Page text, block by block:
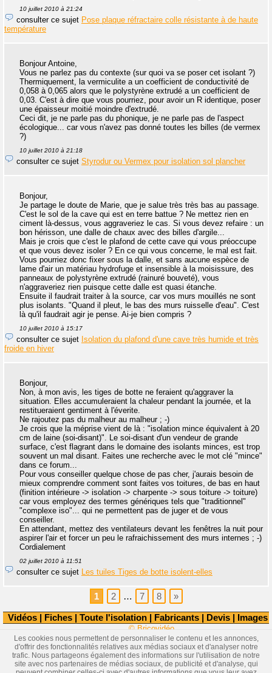
Vidéos | Fiches | Toute l'isolation | Fabricants | Devis | Images
10 juillet 2010 à 21:24
consulter ce sujet Pose plaque réfractaire colle résistante à de haute
température
Bonjour Antoine,
Vous ne parlez pas du contexte (sur quoi va se poser cet isolant ?)
Thermiquement, la vermiculite a un coefficient de conductivité de
0,058 à 0,065 alors que le polystyrène extrudé a un coefficient de
0,03. C'est à dire que vous pourriez, pour avoir un R identique, poser
une épaisseur moitié moindre d'extrudé.
Ceci dit, je ne parle pas du phonique, je ne parle pas de l'aspect
écologique... car vous n'avez pas donné toutes les billes (de vermex
?)
10 juillet 2010 à 21:18
consulter ce sujet Styrodur ou Vermex pour isolation sol plancher
Bonjour,
Je partage le doute de Marie, que je salue très très bas au passage.
C'est le sol de la cave qui est en terre battue ? Ne mettez rien en
ciment là-dessus, vous aggraveriez le cas. Si vous devez refaire : un
bon hérisson, une dalle de chaux avec des billes d'argile...
Mais je crois que c'est le plafond de cette cave qui vous préoccupe
et que vous devez isoler ? En ce qui vous concerne, le mal est fait.
Vous pourriez donc fixer sous la dalle, et sans aucune espèce de
lame d'air un matériau hydrofuge et insensible à la moisissure, des
panneaux de polystyrène extrudé (rainuré bouveté), vous
n'aggraveriez rien puisque cette dalle est quasi étanche.
Ensuite il faudrait traiter à la source, car vos murs mouillés ne sont
plus isolants. "Quand il pleut, le bas des murs ruisselle d'eau". C'est
là qu'il faudrait agir je pense. Ai-je bien compris ?
10 juillet 2010 à 15:17
consulter ce sujet Isolation du plafond d'une cave très humide et très
froide en hiver
Bonjour,
Non, à mon avis, les tiges de botte ne feraient qu'aggraver la
situation. Elles accumuleraient la chaleur pendant la journée, et la
restitueraient gentiment à l'éverite.
Ne rajoutez pas du malheur au malheur ; -)
Je crois que la méprise vient de là : "isolation mince équivalent à 20
cm de laine (soi-disant)". Le soi-disant d'un vendeur de grande
surface, c'est flagrant dans le domaine des isolants minces, est trop
souvent un mal disant. Faites une recherche avec le mot clé "mince"
dans ce forum...
Pour vous conseiller quelque chose de pas cher, j'aurais besoin de
mieux comprendre comment sont faites vos toitures, de bas en haut
(finition intérieure -> isolation -> charpente -> sous toiture -> toiture)
car vous employez des termes génériques tels que "traditionnel"
"complexe iso"... qui ne permettent pas de juger et de vous
conseiller.
En attendant, mettez des ventilateurs devant les fenêtres la nuit pour
aspirer l'air et forcer un peu le rafraichissement des murs internes ; -)
Cordialement
02 juillet 2010 à 11:51
consulter ce sujet Les tuiles Tiges de botte isolent-elles
1 2 … 7 8 »
© Bricovidéo
Les cookies nous permettent de personnaliser le contenu et les annonces,
d'offrir des fonctionnalités relatives aux médias sociaux et d'analyser notre
trafic. Nous partageons également des informations sur l'utilisation de notre
site avec nos partenaires de médias sociaux, de publicité et d'analyse, qui